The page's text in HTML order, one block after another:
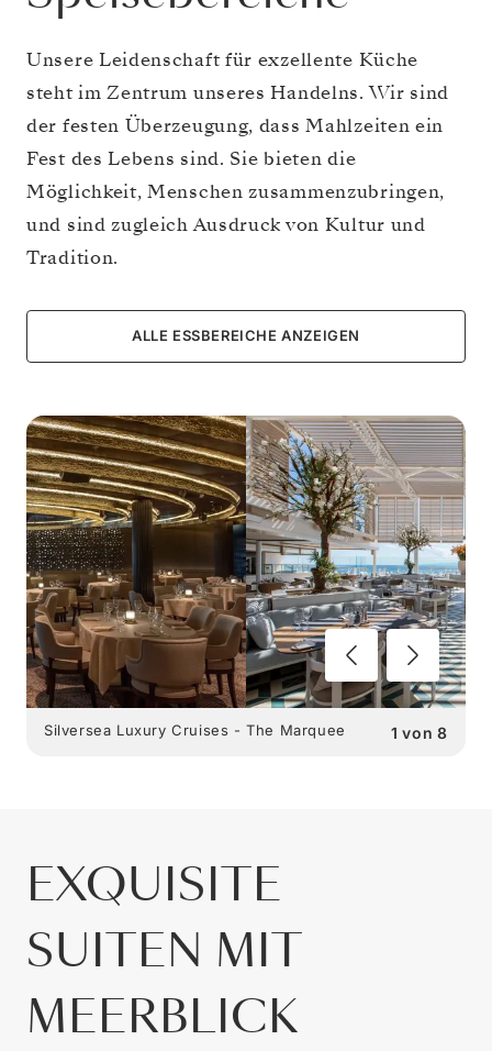
Unsere Leidenschaft für exzellente Küche
steht im Zentrum unseres Handelns. Wir sind
der festen Überzeugung, dass Mahlzeiten ein
Fest des Lebens sind. Sie bieten die
Möglichkeit, Menschen zusammenzubringen,
und sind zugleich Ausdruck von Kultur und
Tradition.
ALLE ESSBEREICHE ANZEIGEN
1 von 8
Silversea Luxury Cruises - The Marquee
EXQUISITE
SUITEN MIT
MEERBLICK